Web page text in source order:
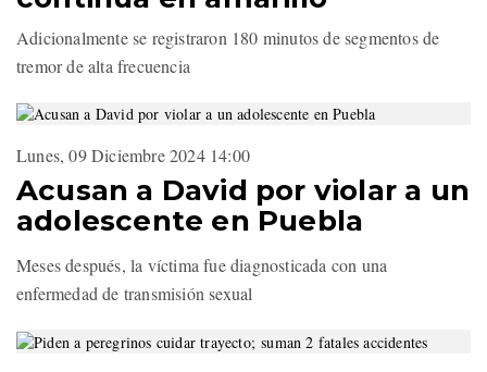
Adicionalmente se registraron 180 minutos de segmentos de
tremor de alta frecuencia
Lunes, 09 Diciembre 2024 14:00
Acusan a David por violar a un
adolescente en Puebla
Meses después, la víctima fue diagnosticada con una
enfermedad de transmisión sexual